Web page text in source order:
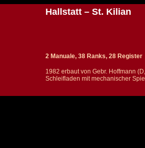
Hallstatt – St. Kilian
2 Manuale, 38 Ranks, 28 Register
1982 erbaut von Gebr. Hoffmann
Schleifladen mit mechanischer